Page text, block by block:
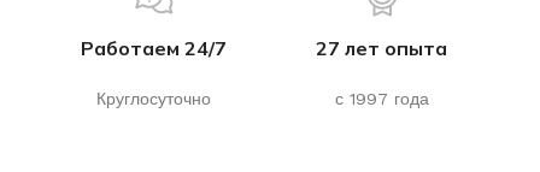
Работаем 24/7
Круглосуточно
27 лет опыта
с 1997 года